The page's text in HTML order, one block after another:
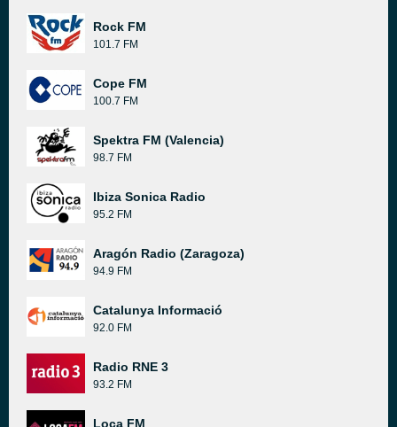
Rock FM
101.7 FM
Cope FM
100.7 FM
Spektra FM (Valencia)
98.7 FM
Ibiza Sonica Radio
95.2 FM
Aragón Radio (Zaragoza)
94.9 FM
Catalunya Informació
92.0 FM
Radio RNE 3
93.2 FM
Loca FM